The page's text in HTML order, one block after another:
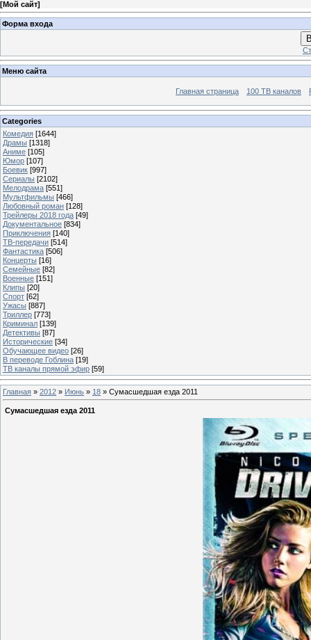
[Мой сайт]
Форма входа
Меню сайта
Главная страница 100 ТВ каналов
Categories
Комедия [1644]
Драмы [1318]
Аниме [105]
Юмор [107]
Боевик [997]
Сериалы [2102]
Мелодрама [551]
Мультфильмы [466]
Любовный роман [128]
Трейлеры 2018 года [49]
Документальное [834]
Приключения [140]
ТВ-передачи [514]
Фантастика [506]
Концерты [16]
Семейные [82]
Военные [151]
Клипы [20]
Спорт [62]
Ужасы [887]
Триллер [773]
Криминал [139]
Детективы [87]
Исторические [34]
Обучающее видео [26]
В переводе Гоблина [19]
ТВ каналы прямой эфир [59]
Главная » 2012 » Июнь » 18 » Сумасшедшая езда 2011
Сумасшедшая езда 2011